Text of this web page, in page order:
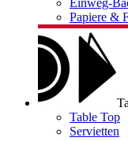
Einweg-
Papiere &
Table Top
Servietten